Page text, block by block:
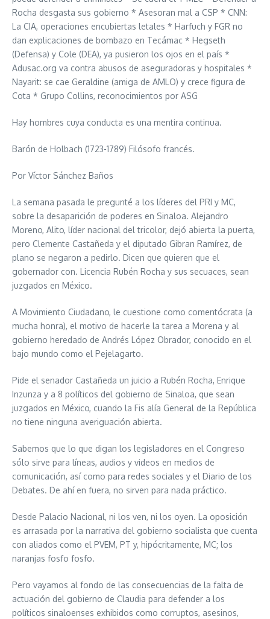
Rocha desgasta sus gobierno * Asesoran mal a CSP * CNN:
La CIA, operaciones encubiertas letales * Harfuch y FGR no
dan explicaciones de bombazo en Tecámac * Hegseth
(Defensa) y Cole (DEA), ya pusieron los ojos en el país *
Adusac.org va contra abusos de aseguradoras y hospitales *
Nayarit: se cae Geraldine (amiga de AMLO) y crece figura de
Cota * Grupo Collins, reconocimientos por ASG
Hay hombres cuya conducta es una mentira continua.
Barón de Holbach (1723-1789) Filósofo francés.
Por Víctor Sánchez Baños
La semana pasada le pregunté a los líderes del PRI y MC,
sobre la desaparición de poderes en Sinaloa. Alejandro
Moreno, Alito, líder nacional del tricolor, dejó abierta la puerta,
pero Clemente Castañeda y el diputado Gibran Ramírez, de
plano se negaron a pedirlo. Dicen que quieren que el
gobernador con. Licencia Rubén Rocha y sus secuaces, sean
juzgados en México.
A Movimiento Ciudadano, le cuestione como comentócrata (a
mucha honra), el motivo de hacerle la tarea a Morena y al
gobierno heredado de Andrés López Obrador, conocido en el
bajo mundo como el Pejelagarto.
Pide el senador Castañeda un juicio a Rubén Rocha, Enrique
Inzunza y a 8 políticos del gobierno de Sinaloa, que sean
juzgados en México, cuando la Fis alía General de la República
no tiene ninguna averiguación abierta.
Sabemos que lo que digan los legisladores en el Congreso
sólo sirve para líneas, audios y videos en medios de
comunicación, así como para redes sociales y el Diario de los
Debates. De ahí en fuera, no sirven para nada práctico.
Desde Palacio Nacional, ni los ven, ni los oyen. La oposición
es arrasada por la narrativa del gobierno socialista que cuenta
con aliados como el PVEM, PT y, hipócritamente, MC; los
naranjas fosfo fosfo.
Pero vayamos al fondo de las consecuencias de la falta de
actuación del gobierno de Claudia para defender a los
políticos sinaloenses exhibidos como corruptos, asesinos,